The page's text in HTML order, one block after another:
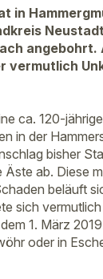
in
angebohrt.
vermutlich
ca. 120-
in der
bisher
ab. Diese
beläuft
sich
1. März
oder in